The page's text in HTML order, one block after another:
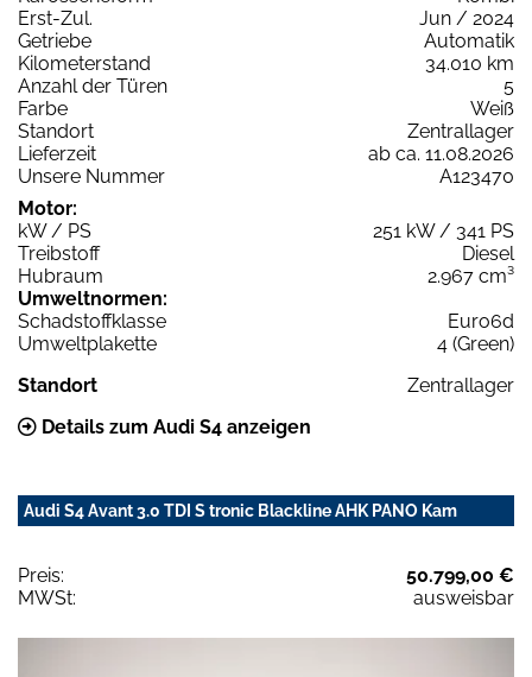
Erst-Zul.
Jun / 2024
Getriebe
Automatik
Kilometerstand
34.010 km
Anzahl der Türen
5
Farbe
Weiß
Standort
Zentrallager
Lieferzeit
ab ca. 11.08.2026
Unsere Nummer
A123470
Motor:
kW / PS
251 kW / 341 PS
Treibstoff
Diesel
Hubraum
2.967 cm³
Umweltnormen:
Schadstoffklasse
Euro6d
Umweltplakette
4 (Green)
Standort
Zentrallager
Details zum Audi S4 anzeigen
Audi S4 Avant 3.0 TDI S tronic Blackline AHK PANO Kam
Preis:
50.799,00 €
MWSt:
ausweisbar